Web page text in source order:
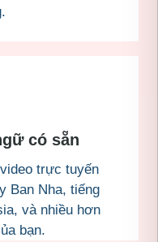
có sẵn
trực tuyến
Ban Nha, tiếng
và nhiều hơn
bạn.